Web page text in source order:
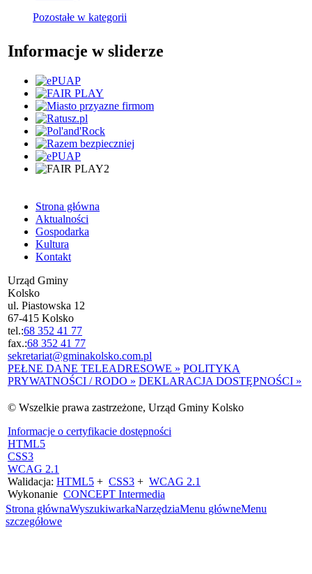
Pozostałe w kategorii
Informacje w sliderze
Strona główna
Aktualności
Gospodarka
Kultura
Kontakt
Urząd Gminy
Kolsko
ul. Piastowska 12
67-415 Kolsko
tel.:68 352 41 77
fax.:68 352 41 77
sekretariat@gminakolsko.com.pl
PEŁNE DANE TELEADRESOWE » POLITYKA
PRYWATNOŚCI / RODO » DEKLARACJA DOSTĘPNOŚCI »
© Wszelkie prawa zastrzeżone, Urząd Gminy Kolsko
Informacje o certyfikacie dostępności
HTML5
CSS3
WCAG 2.1
Walidacja: HTML5 + CSS3 + WCAG 2.1
Wykonanie CONCEPT Intermedia
Strona głównaWyszukiwarkaNarzędziaMenu główneMenu
szczegółowe